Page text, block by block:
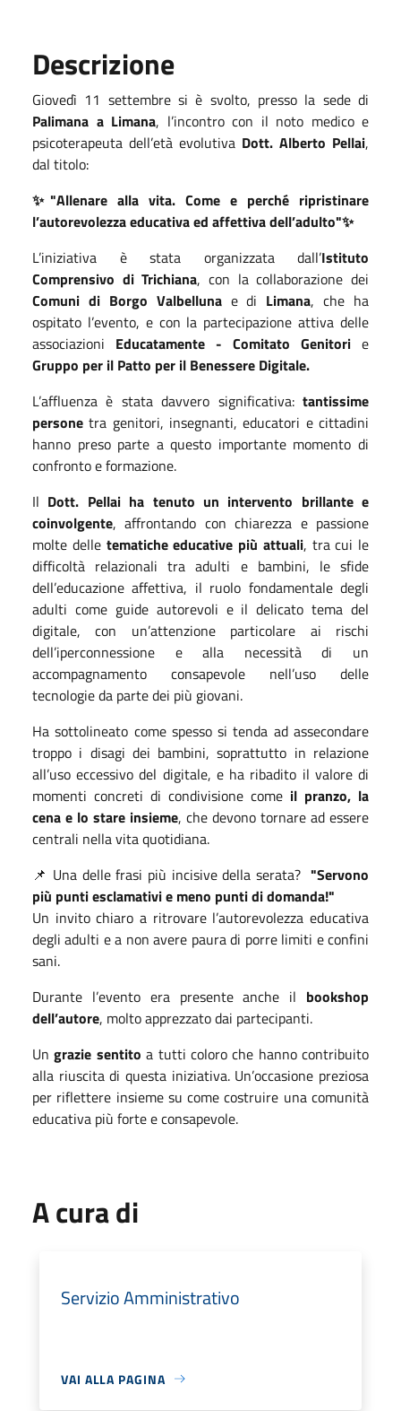
Descrizione
Giovedì 11 settembre si è svolto, presso la sede di
Palimana a Limana, l’incontro con il noto medico e
psicoterapeuta dell’età evolutiva Dott. Alberto Pellai,
dal titolo:
✨"Allenare alla vita. Come e perché ripristinare
l’autorevolezza educativa ed affettiva dell’adulto"✨
L’iniziativa è stata organizzata dall’Istituto
Comprensivo di Trichiana, con la collaborazione dei
Comuni di Borgo Valbellunae di Limana, che ha
ospitato l’evento, e con la partecipazione attiva delle
associazioni Educatamente - Comitato Genitori e
Gruppo per il Patto per il Benessere Digitale.
L’affluenza è stata davvero significativa: tantissime
persone tra genitori, insegnanti, educatori e cittadini
hanno preso parte a questo importante momento di
confronto e formazione.
Il Dott. Pellai ha tenuto un intervento brillante e
coinvolgente, affrontando con chiarezza e passione
molte delle tematiche educative più attuali, tra cui le
difficoltà relazionali tra adulti e bambini, le sfide
dell’educazione affettiva, il ruolo fondamentale degli
adulti come guide autorevoli e il delicato tema del
digitale, con un’attenzione particolare ai rischi
dell’iperconnessione e alla necessità di un
accompagnamento consapevole nell’uso delle
tecnologie da parte dei più giovani.
Ha sottolineato come spesso si tenda ad assecondare
troppo i disagi dei bambini, soprattutto in relazione
all’uso eccessivo del digitale, e ha ribadito il valore di
momenti concreti di condivisione come il pranzo, la
cena e lo stare insieme, che devono tornare ad essere
centrali nella vita quotidiana.
📌 Una delle frasi più incisive della serata? "Servono
più punti esclamativi e meno punti di domanda!"
Un invito chiaro a ritrovare l’autorevolezza educativa
degli adulti e a non avere paura di porre limiti e confini
sani.
Durante l’evento era presente anche il bookshop
dell’autore, molto apprezzato dai partecipanti.
Ungrazie sentito a tutti coloro che hanno contribuito
alla riuscita di questa iniziativa. Un’occasione preziosa
per riflettere insieme su come costruire una comunità
educativa più forte e consapevole.
A cura di
Servizio Amministrativo
VAI ALLA PAGINA